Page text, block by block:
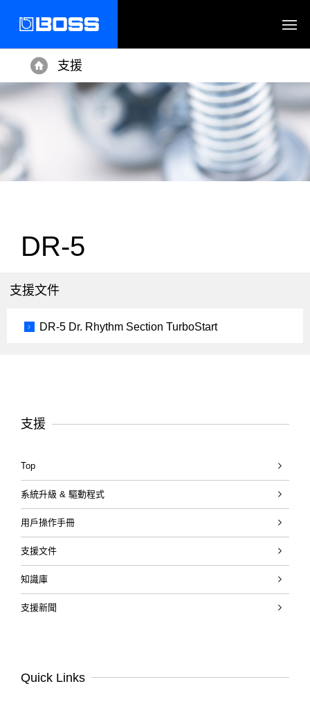
Home
支援
DR-5
支援文件
DR-5 Dr. Rhythm Section TurboStart
支援
Top
系統升級 & 驅動程式
用戶操作手冊
支援文件
知識庫
支援新聞
Quick Links